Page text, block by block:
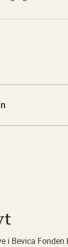
i Bevica Fonden